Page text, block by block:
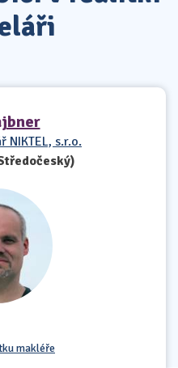
NIKTEL, s.r.o.
makléře